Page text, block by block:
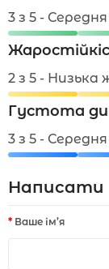
3 з 5 -
2 з 5 - Низька
Густота
3 з 5 -
Написати
Ваше ім’я